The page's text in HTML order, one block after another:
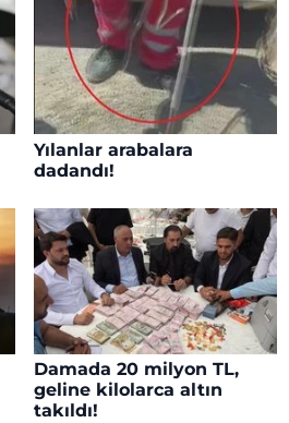
Yılanlar arabalara
dadandı!
Damada 20 milyon TL,
geline kilolarca altın
takıldı!